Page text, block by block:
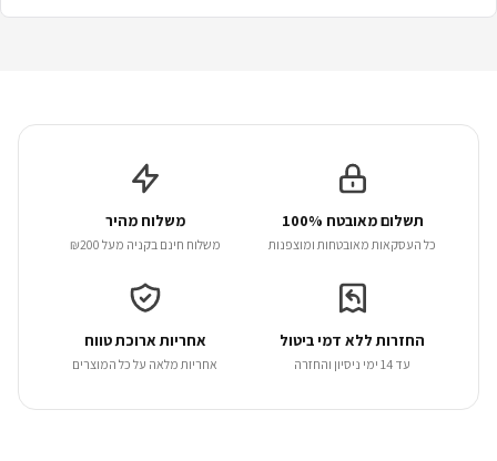
תשלום מאובטח 100%
כל העסקאות מאובטחות ומוצפנות
משלוח מהיר
משלוח חינם בקניה מעל ₪200
החזרות ללא דמי ביטול
עד 14 ימי ניסיון והחזרה
אחריות ארוכת טווח
אחריות מלאה על כל המוצרים